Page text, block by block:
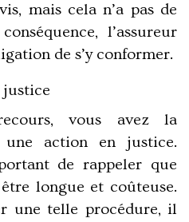
mais cela n’a pas de
l’assureur
de s’y conformer.
justice
vous avez la
une action en justice.
de rappeler que
longue et coûteuse.
une telle procédure, il